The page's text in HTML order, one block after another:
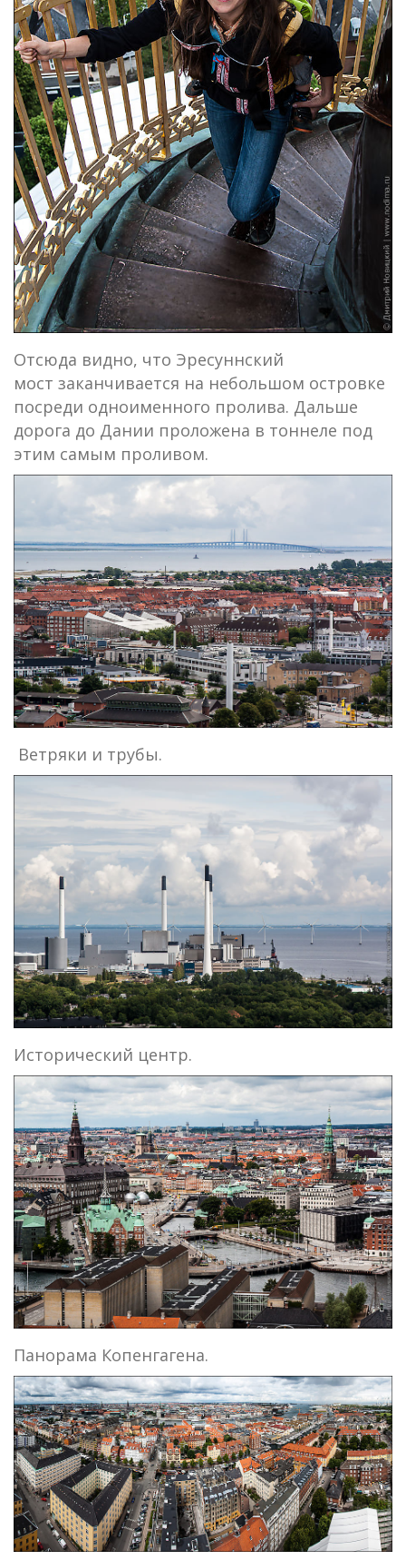
Отсюда видно, что Эресуннский
мост заканчивается на небольшом островке
посреди одноименного пролива. Дальше
дорога до Дании проложена в тоннеле под
этим самым проливом.
Ветряки и трубы.
Исторический центр.
Панорама Копенгагена.